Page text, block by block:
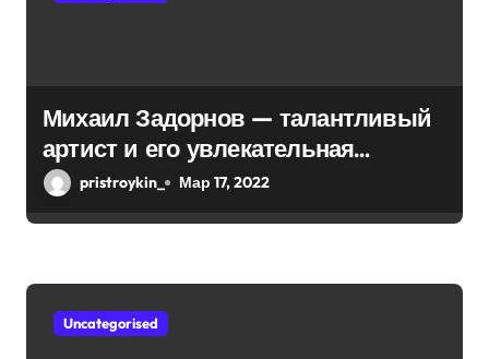
п
и
с
я
Михаил Задорнов — талантливый
артист и его увлекательная
биография — выдающиеся
pristroykin_ Мар 17, 2022
Uncategorised